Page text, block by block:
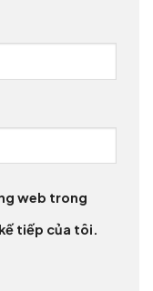
web trong
tiếp của tôi.